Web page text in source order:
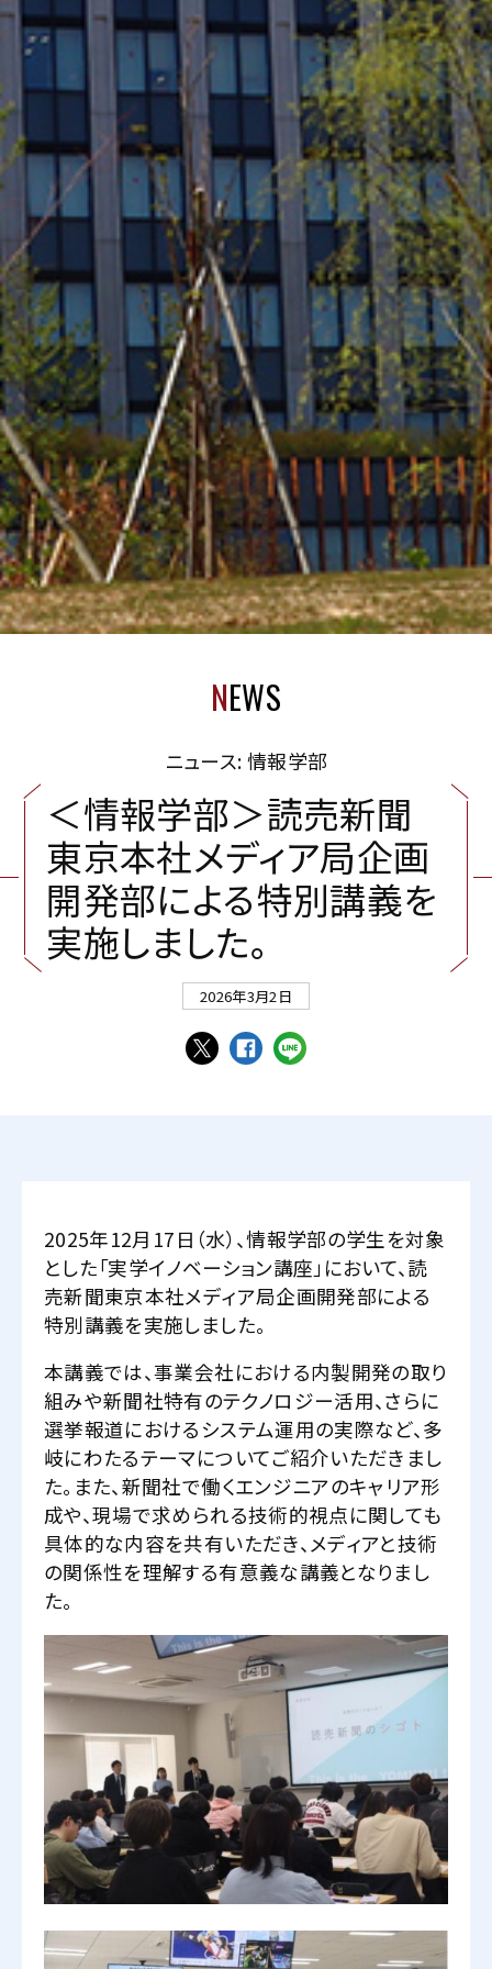
NEWS
ニュース: 情報学部
＜情報学部＞読売新聞
東京本社メディア局企画
開発部による特別講義を
実施しました。
2026年3月2日
2025年12月17日（水）、情報学部の学生を対象
とした「実学イノベーション講座」において、読
売新聞東京本社メディア局企画開発部による
特別講義を実施しました。
本講義では、事業会社における内製開発の取り
組みや新聞社特有のテクノロジー活用、さらに
選挙報道におけるシステム運用の実際など、多
岐にわたるテーマについてご紹介いただきまし
た。また、新聞社で働くエンジニアのキャリア形
成や、現場で求められる技術的視点に関しても
具体的な内容を共有いただき、メディアと技術
の関係性を理解する有意義な講義となりまし
た。